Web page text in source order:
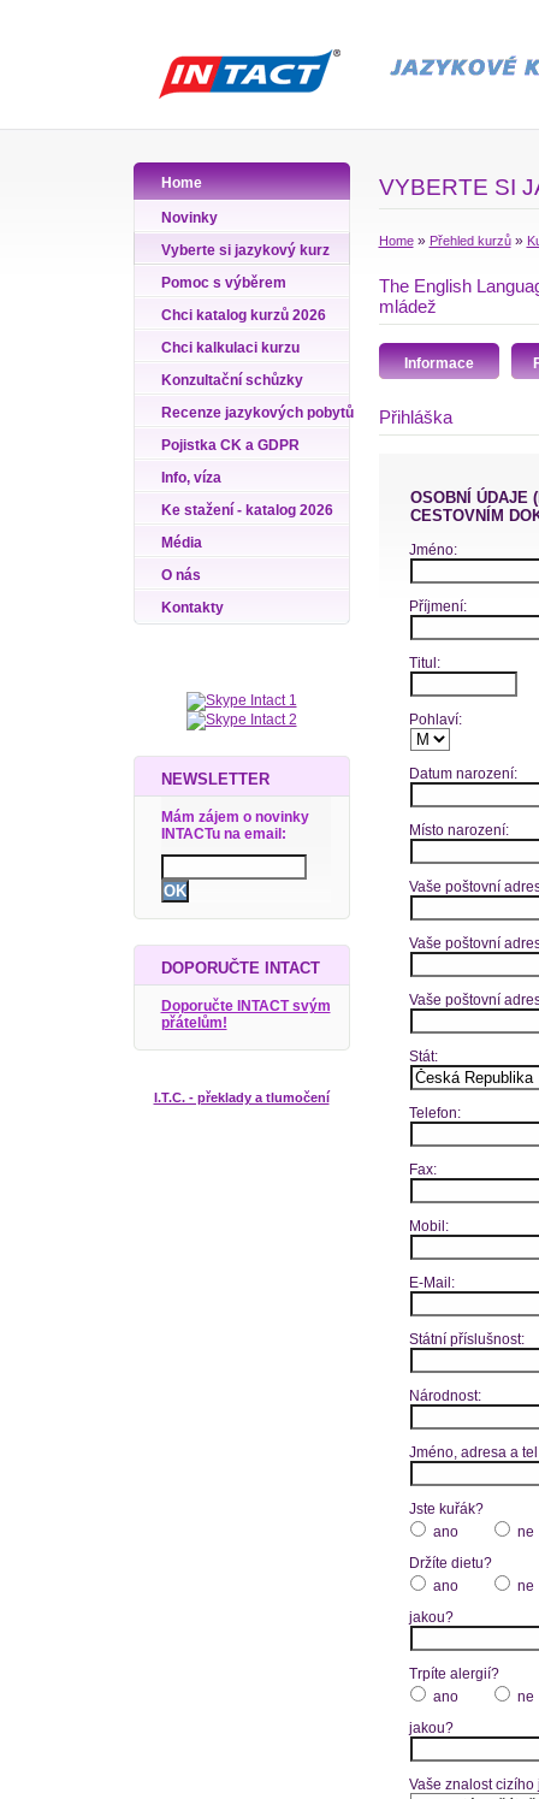
Home
Novinky
Vyberte si jazykový kurz
Pomoc s výběrem
Chci katalog kurzů 2026
Chci kalkulaci kurzu
Konzultační schůzky
Recenze jazykových pobytů
Pojistka CK a GDPR
Info, víza
Ke stažení - katalog 2026
Média
O nás
Kontakty
NEWSLETTER
Mám zájem o novinky
INTACTu na email:
DOPORUČTE INTACT
Doporučte INTACT svým
přátelům!
I.T.C. - překlady a tlumočení
VYBERTE SI
Home» Přehled kurzů»
The English
mládež
Informace
Přihláška
OSOBNÍ ÚDAJE (PŘÍJMENÍ A JMÉNO VYPLŇTE PODLE ÚDAJŮ VE VAŠEM
CESTOVNÍM
Jméno:
Příjmení:
Titul:
Pohlaví:
Datum narození:
Místo narození:
Vaše poštovní
Vaše poštovní
Vaše poštovní
Stát:
Telefon:
Fax:
Mobil:
E-Mail:
Státní příslušnost:
Národnost:
Jméno, adresa a
Jste kuřák?
ano
ne
Držíte dietu?
ano
ne
jakou?
Trpíte alergií?
ano
ne
jakou?
Vaše znalost cizího